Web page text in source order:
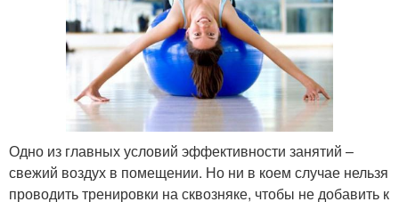
Одно из главных условий эффективности занятий –
свежий воздух в помещении. Но ни в коем случае нельзя
проводить тренировки на сквозняке, чтобы не добавить к